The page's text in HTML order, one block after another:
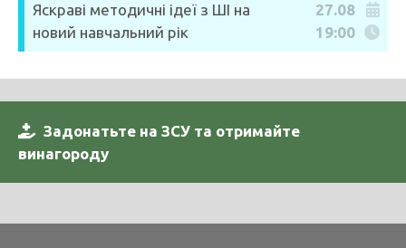
Яскраві методичні ідеї з ШІ на
новий навчальний рік
27.08
19:00
Задонатьте на ЗСУ та отримайте
винагороду